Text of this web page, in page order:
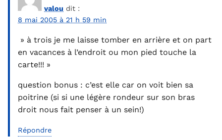
valou dit :
8 mai 2005 à 21 h 59 min
» à trois je me laisse tomber en arrière et on part
en vacances à l’endroit ou mon pied touche la
carte!!! »
question bonus : c’est elle car on voit bien sa
poitrine (si si une légère rondeur sur son bras
droit nous fait penser à un sein!)
Répondre